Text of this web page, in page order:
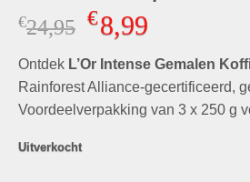
€24,95 Oorspronkelijke
prijs
was:
€24,95.
€8,99Huidige
is:
€8,99.
Ontdek L’Or Intense Gemalen
Rainforest Alliance-gecertificeerd,
Voordeelverpakking van 3 x 250 g
Uitverkocht